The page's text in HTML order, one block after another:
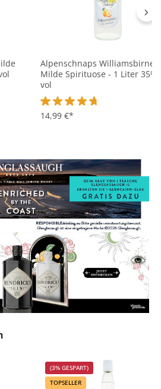
von 4.8 von 5 Sternen
Alpenschnaps Williamsbirne
Milde Spirituose - 1 Liter 35%
vol
Durchschnittliche
14,99 €*
(3% GESPART)
TOPSELLER